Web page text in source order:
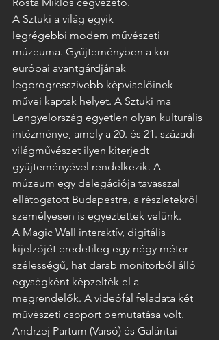
A Sztuki a világ egyik
legrégebbi modern művészeti
múzeuma. Gyűjteményben a kor
európai avantgárdjának
legprogresszívebb képviselőinek
művei kaptak helyet. A Sztuki ma
Lengyelország egyetlen olyan kulturális
intézménye, amely a 20. és 21. századi
világművészet ilyen kiterjedt
gyűjteményével rendelkezik. A
múzeum egy delegációja tavasszal
ellátogatott Budapestre, a részletekről
személyesen is egyeztettek velünk.
A Magic Wall interaktív, digitális
kijelzőjét eredetileg egy négy méter
szélességű, hat darab monitorból álló
egységként képzelték el a
megrendelők. A videófal feladata két
művészeti csoport bemutatása volt.
Andrzej Partum (Varsó) és Galántai